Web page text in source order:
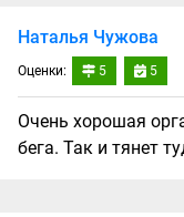
Наталья Чужова
Оценки: 5 5
Очень хорошая
бега. Так и тянет